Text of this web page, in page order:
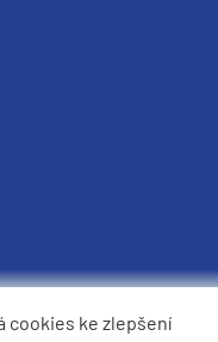
cookies ke zlepšení